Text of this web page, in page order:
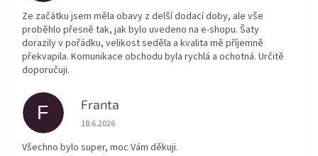
Ze začátku jsem měla obavy z delší dodací doby, ale vše
proběhlo přesně tak, jak bylo uvedeno na e-shopu. Šaty
dorazily v pořádku, velikost seděla a kvalita mě příjemně
překvapila. Komunikace obchodu byla rychlá a ochotná. Určitě
doporučuji.
F Franta
Hodnocení obchodu je 5 z 5 hvězdiček.
18.6.2026
Všechno bylo super, moc Vám děkuji.